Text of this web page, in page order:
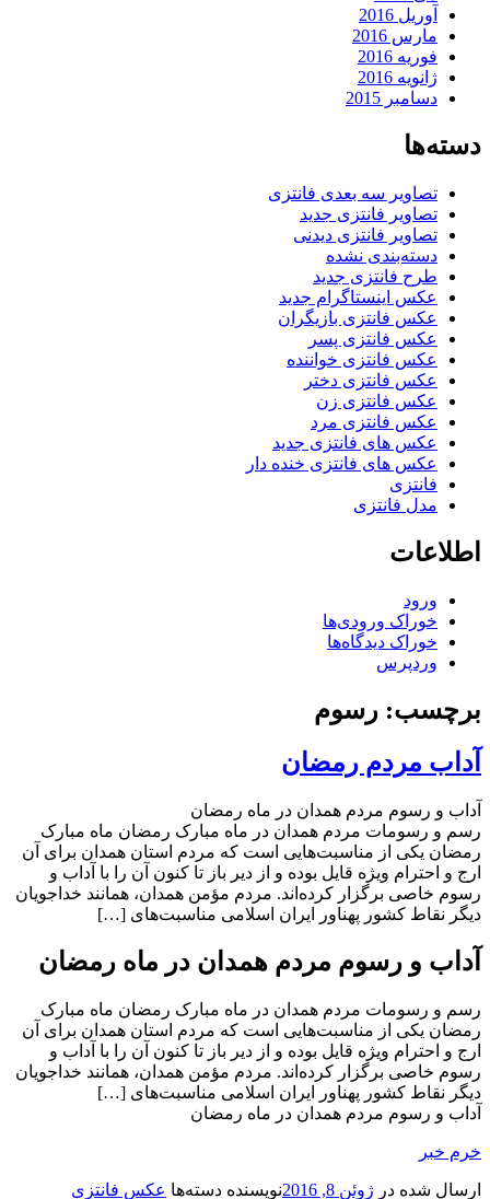
آوریل 2016
مارس 2016
فوریه 2016
ژانویه 2016
دسامبر 2015
دسته‌ها
تصاویر سه بعدی فانتزی
تصاویر فانتزی جدید
تصاویر فانتزی دیدنی
دسته‌بندی نشده
طرح فانتزی جدید
عکس اینستاگرام جدید
عکس فانتزی بازیگران
عکس فانتزی پسر
عکس فانتزی خواننده
عکس فانتزی دختر
عکس فانتزی زن
عکس فانتزی مرد
عکس های فانتزی جدید
عکس های فانتزی خنده دار
فانتزی
مدل فانتزی
اطلاعات
ورود
خوراک ورودی‌ها
خوراک دیدگاه‌ها
وردپرس
برچسب: رسوم
آداب مردم رمضان
آداب و رسوم مردم همدان در ماه رمضان
رسم و رسومات مردم همدان در ماه مبارک رمضان ماه مبارک
رمضان یکی از مناسبت‌هایی است که مردم استان همدان برای آن
ارج و احترام ویژه قایل بوده و از دیر باز تا کنون آن را با آداب و
رسوم خاصی برگزار کرده‌اند. مردم مؤمن همدان، همانند خداجویان
دیگر نقاط کشور پهناور ایران اسلامی مناسبت‌های […]
آداب و رسوم مردم همدان در ماه رمضان
رسم و رسومات مردم همدان در ماه مبارک رمضان ماه مبارک
رمضان یکی از مناسبت‌هایی است که مردم استان همدان برای آن
ارج و احترام ویژه قایل بوده و از دیر باز تا کنون آن را با آداب و
رسوم خاصی برگزار کرده‌اند. مردم مؤمن همدان، همانند خداجویان
دیگر نقاط کشور پهناور ایران اسلامی مناسبت‌های […]
آداب و رسوم مردم همدان در ماه رمضان
خرم خبر
ارسال شده در ژوئن 8, 2016 نویسنده دسته‌ها عکس فانتزی